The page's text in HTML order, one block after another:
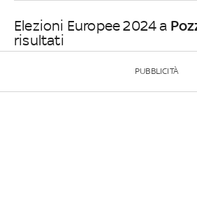
Elezioni Europee 2024 a
risultati
PUBBLICITÀ